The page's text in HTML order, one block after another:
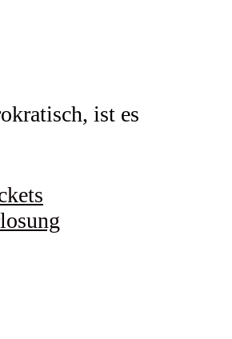
ist es